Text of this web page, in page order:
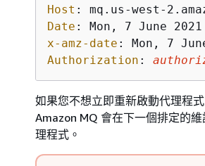
Host :
Date :
x-amz-date :
Authorization :
如果您不想立即重新啟動代理程
Amazon MQ 會在下一個排定的
理程式。